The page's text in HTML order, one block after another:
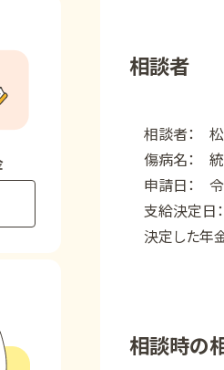
相談者
相談者： 松
傷病名：
申請日： 令
支給決定日
決定した年
相談時の